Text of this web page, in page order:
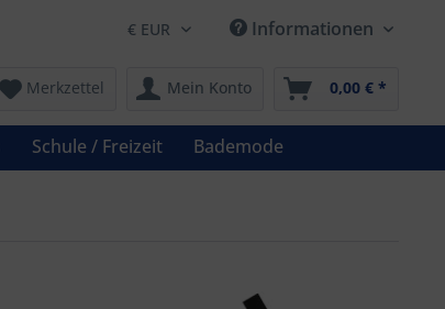
Informationen
Merkzettel Mein Konto 0,00 € *
Schule / Freizeit Bademode